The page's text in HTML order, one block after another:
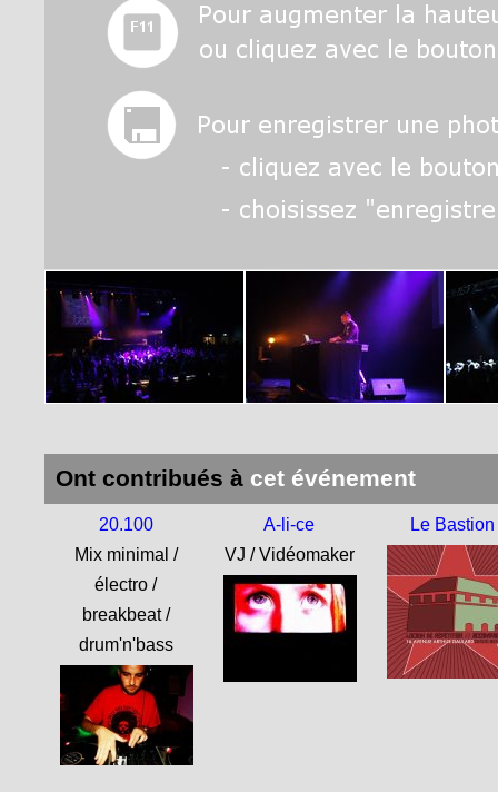
Ont contribués à cet événement
20.100
Mix minimal /
électro /
breakbeat /
drum'n'bass
A-li-ce
VJ / Vidéomaker
Le Bastion